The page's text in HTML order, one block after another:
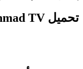
تحميل Elahmad TV مهكر